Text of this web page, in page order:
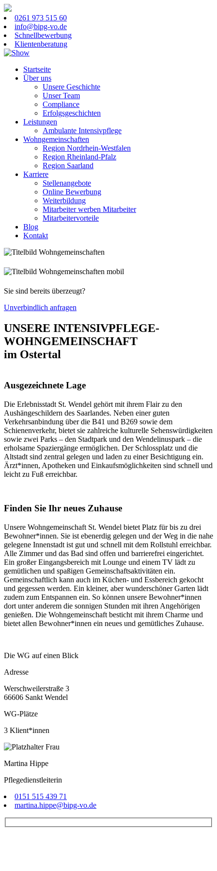
0261 973 515 60
info@bipg-vo.de
Schnellbewerbung
Klientenberatung
Startseite
Über uns
Unsere Geschichte
Unser Team
Compliance
Erfolgsgeschichten
Leistungen
Ambulante Intensivpflege
Wohngemeinschaften
Region Nordrhein-Westfalen
Region Rheinland-Pfalz
Region Saarland
Karriere
Stellenangebote
Online Bewerbung
Weiterbildung
Mitarbeiter werben Mitarbeiter
Mitarbeitervorteile
Blog
Kontakt
Sie sind bereits überzeugt?
Unverbindlich anfragen
UNSERE INTENSIVPFLEGE-
WOHNGEMEINSCHAFT
im Ostertal
Ausgezeichnete Lage
Die Erlebnisstadt St. Wendel gehört mit ihrem Flair zu den
Aushängeschildern des Saarlandes. Neben einer guten
Verkehrsanbindung über die B41 und B269 sowie dem
Schienenverkehr, bietet sie zahlreiche kulturelle Sehenswürdigkeiten
sowie zwei Parks – den Stadtpark und den Wendelinuspark – die
erholsame Spaziergänge ermöglichen. Der Schlossplatz und die
Altstadt sind zentral gelegen und laden zu einer Besichtigung ein.
Ärzt*innen, Apotheken und Einkaufsmöglichkeiten sind schnell und
leicht zu Fuß erreichbar.
Finden Sie Ihr neues Zuhause
Unsere Wohngemeinschaft St. Wendel bietet Platz für bis zu drei
Bewohner*innen. Sie ist ebenerdig gelegen und der Weg in die nahe
gelegene Innenstadt ist gut und schnell mit dem Rollstuhl erreichbar.
Alle Zimmer und das Bad sind offen und barrierefrei eingerichtet.
Ein großer Eingangsbereich mit Lounge und einem TV lädt zu
gemütlichen und spaßigen Gemeinschaftsaktivitäten ein.
Gemeinschaftlich kann auch im Küchen- und Essbereich gekocht
und gegessen werden. Ein kleiner, aber wunderschöner Garten lädt
zudem zum Entspannen ein. So können unsere Bewohner*innen
dort unter anderem die sonnigen Stunden mit ihren Angehörigen
genießen. Die Wohngemeinschaft besticht mit ihrem Charme und
bietet allen Bewohner*innen ein neues und gemütliches Zuhause.
Die WG auf einen Blick
Adresse
Werschweilerstraße 3
66606 Sankt Wendel
WG-Plätze
3 Klient*innen
Martina Hippe
Pflegedienstleiterin
0151 515 439 71
martina.hippe@bipg-vo.de